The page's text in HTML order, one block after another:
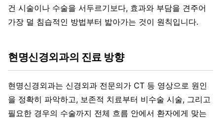
건 시술이나 수술을 서두르기보다, 효과와 부담을 견주어
가장 덜 침습적인 방법부터 밟아가는 것이 원칙입니다.
현명신경외과의 진료 방향
현명신경외과는 신경외과 전문의가 CT 등 영상으로 원인
을 정확히 파악하고, 보존적 치료부터 비수술 시술, 그리고
필요한 경우의 수술까지 전체 흐름 안에서 환자에게 맞는